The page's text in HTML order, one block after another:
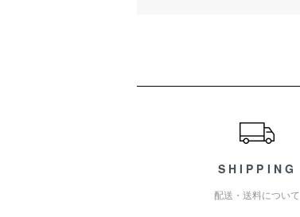
SHIPPING
配送・送料について